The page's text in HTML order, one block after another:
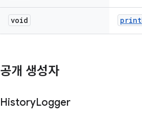
void print
공개 생성자
HistoryLogger